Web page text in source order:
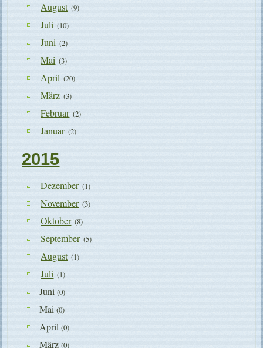
August (9)
Juli (10)
Juni (2)
Mai (3)
April (20)
März (3)
Februar (2)
Januar (2)
2015
Dezember (1)
November (3)
Oktober (8)
September (5)
August (1)
Juli (1)
Juni(0)
Mai(0)
April(0)
März(0)